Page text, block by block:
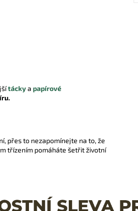
táckya papírové
přes to nezapomínejte na to, že
třízením pomáháte šetřit životní